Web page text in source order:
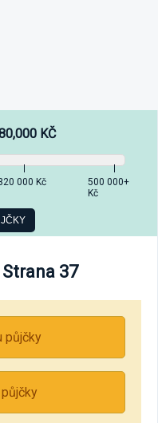
KČ
000 Kč
500 000+
Kč
37
půjčky